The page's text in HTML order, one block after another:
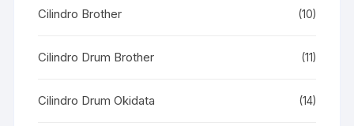
Cilindro Brother (10)
Cilindro Drum Brother (11)
Cilindro Drum Okidata (14)